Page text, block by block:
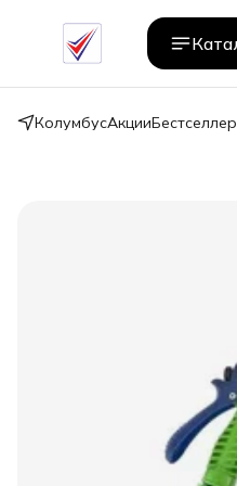
КолумбусАкции